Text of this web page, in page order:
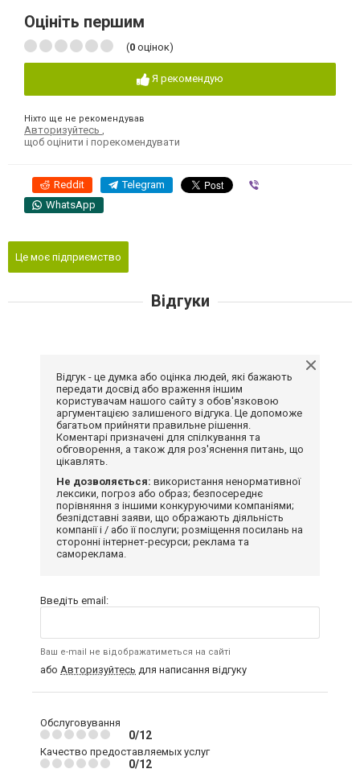
Оцініть першим
(0 оцінок)
Я рекомендую
Ніхто ще не рекомендував
Авторизуйтесь
щоб оцінити і порекомендувати
Reddit Telegram
WhatsApp
Це моє підприємство
Відгуки
Відгук - це думка або оцінка людей, які бажають
передати досвід або враження іншим
користувачам нашого сайту з обов'язковою
аргументацією залишеного відгука. Це допоможе
багатьом прийняти правильне рішення.
Коментарі призначені для спілкування та
обговорення, а також для роз'яснення питань, що
цікавлять.
Не дозволяється: використання ненормативної
лексики, погроз або образ; безпосереднє
порівняння з іншими конкуруючими компаніями;
безпідставні заяви, що ображають діяльність
компанії і / або її послуги; розміщення посилань на
сторонні інтернет-ресурси; реклама та
самореклама.
Введіть email:
Ваш e-mail не відображатиметься на сайті
або Авторизуйтесь для написання відгуку
Обслуговування
0/12
Качество предоставляемых услуг
0/12